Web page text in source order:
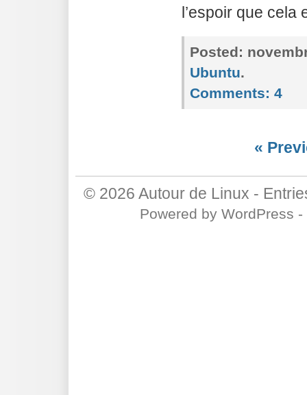
l’espoir que cela
Posted:
Ubuntu.
Comments: 4
«
© 2026 Autour de Linux -
Powered by WordPress -